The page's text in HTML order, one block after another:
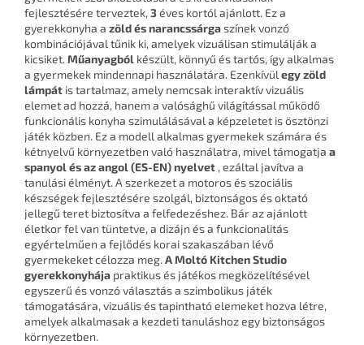
fejlesztésére terveztek, 3éves kortól ajánlott. Ez a
gyerekkonyha a zöld és narancssárgaszínek vonzó
kombinációjával tűnik ki, amelyek vizuálisan stimulálják a
kicsiket. Műanyagból készült, könnyű és tartós, így alkalmas
a gyermekek mindennapi használatára. Ezenkívül egy zöld
lámpát is tartalmaz, amely nemcsak interaktív vizuális
elemet ad hozzá, hanem a valósághű világítással működő
funkcionális konyha szimulálásával a képzeletet is ösztönzi
játék közben. Ez a modell alkalmas gyermekek számára és
kétnyelvű környezetben való használatra, mivel támogatja a
spanyol és az angol (ES-EN) nyelvet , ezáltal javítva a
tanulási élményt. A szerkezet a motoros és szociális
készségek fejlesztésére szolgál, biztonságos és oktató
jellegű teret biztosítva a felfedezéshez. Bár az ajánlott
életkor fel van tüntetve, a dizájn és a funkcionalitás
egyértelműen a fejlődés korai szakaszában lévő
gyermekeket célozza meg. A Moltó Kitchen Studio
gyerekkonyhája praktikus és játékos megközelítésével
egyszerű és vonzó választás a szimbolikus játék
támogatására, vizuális és tapintható elemeket hozva létre,
amelyek alkalmasak a kezdeti tanuláshoz egy biztonságos
környezetben.